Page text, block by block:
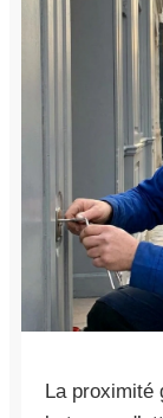
La proximité